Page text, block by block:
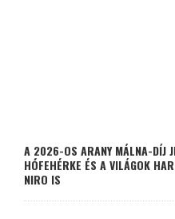
A 2026-OS ARANY MÁLNA-DÍJ
HÓFEHÉRKE ÉS A VILÁGOK
NIRO IS